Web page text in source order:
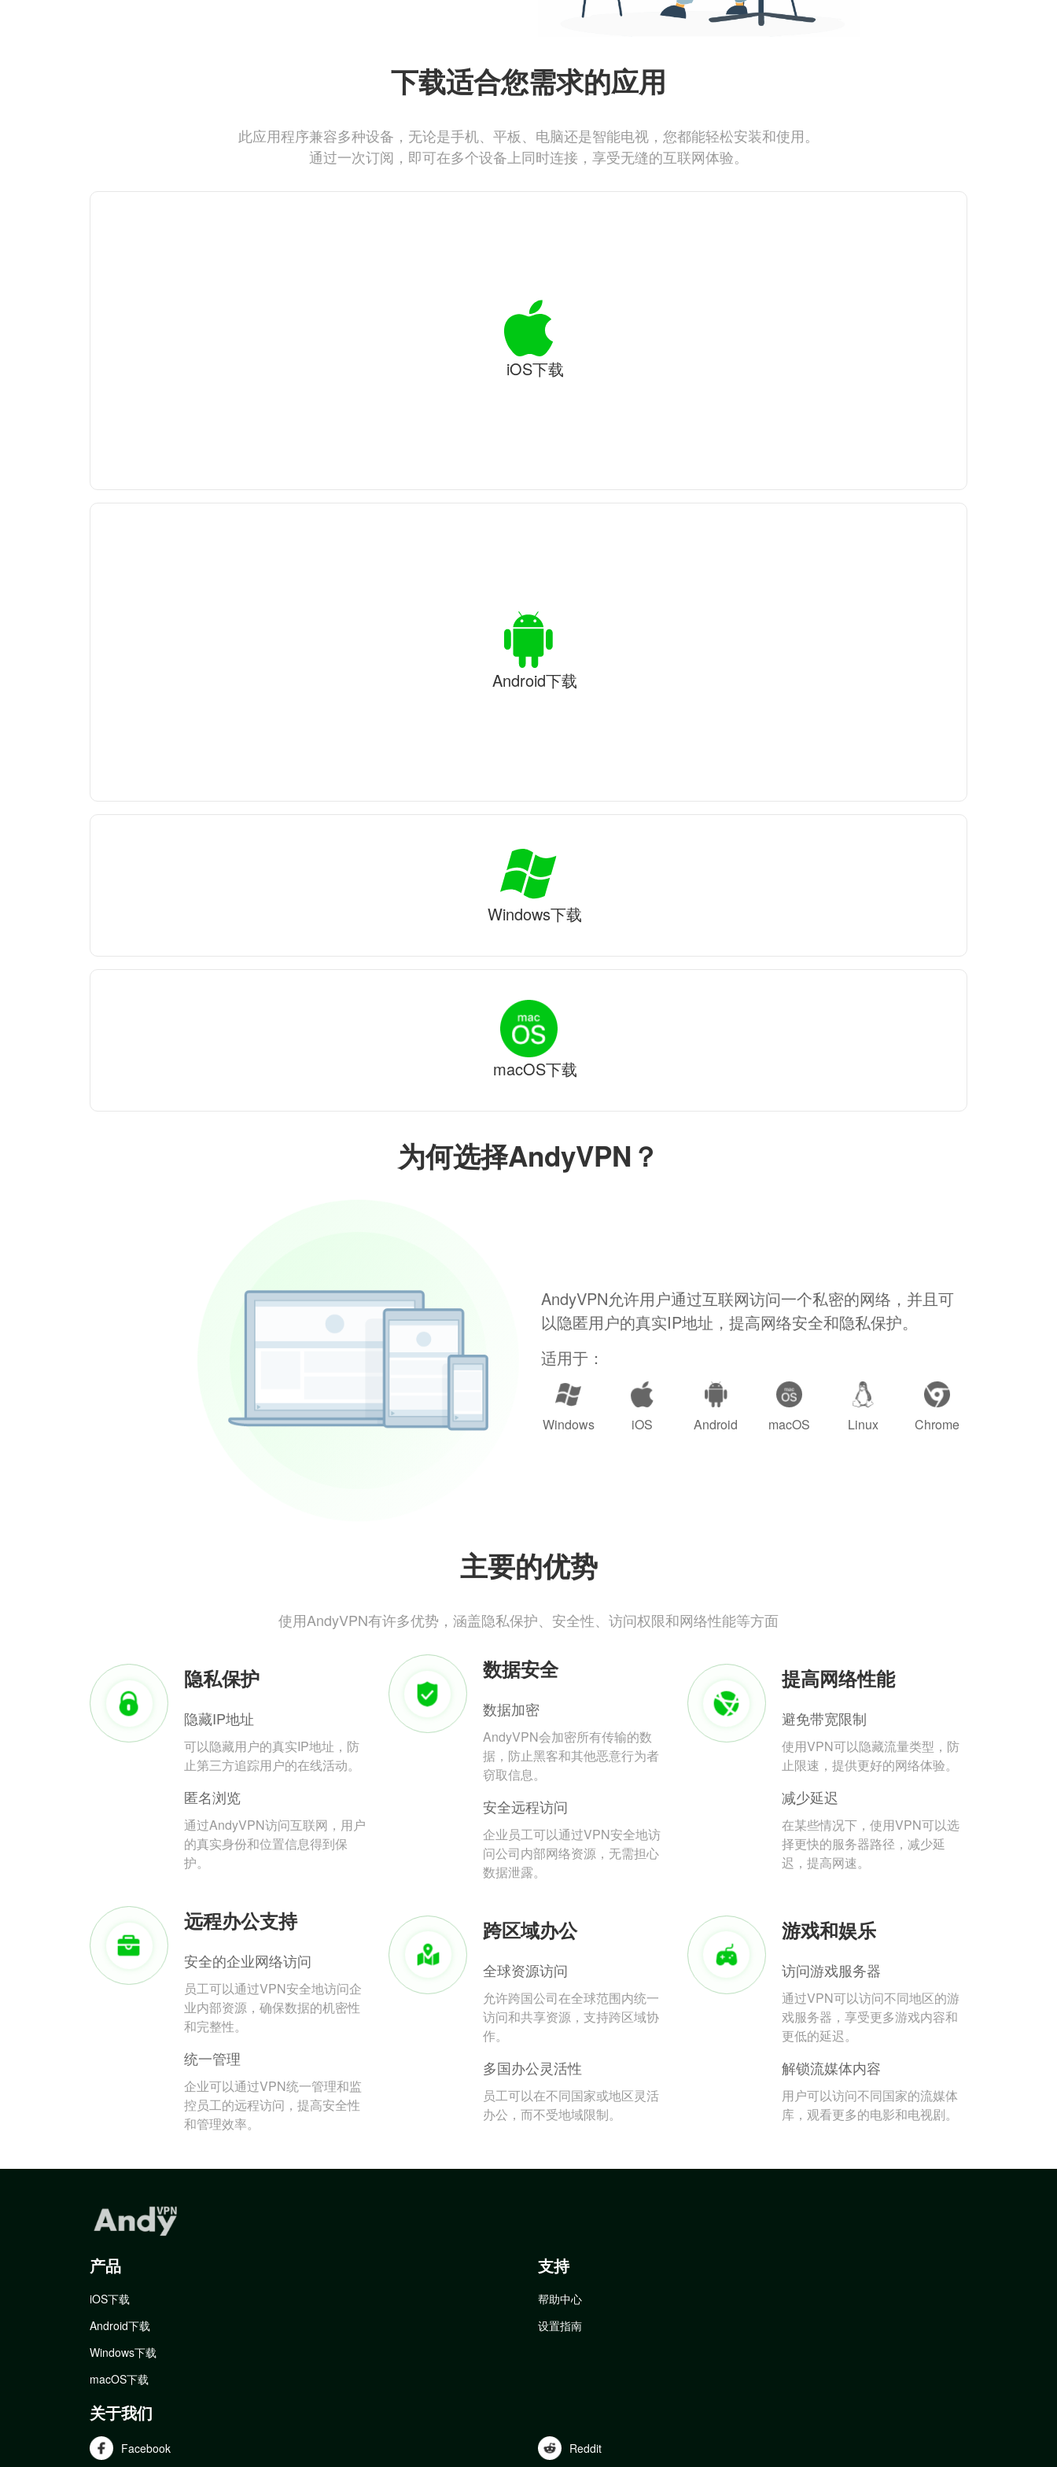
为何选择AndyVPN？
AndyVPN允许用户通过互联网访问一个私密的网络，并且可
以隐匿用户的真实IP地址，提高网络安全和隐私保护。
适用于：
Windows iOS Android macOS Linux Chrome
主要的优势
使用AndyVPN有许多优势，涵盖隐私保护、安全性、访问权限和网络性能等方面
隐私保护
隐藏IP地址
可以隐藏用户的真实IP地址，防
止第三方追踪用户的在线活动。
匿名浏览
通过AndyVPN访问互联网，用户
的真实身份和位置信息得到保
护。
数据安全
数据加密
AndyVPN会加密所有传输的数
据，防止黑客和其他恶意行为者
窃取信息。
安全远程访问
企业员工可以通过VPN安全地访
问公司内部网络资源，无需担心
数据泄露。
提高网络性能
避免带宽限制
使用VPN可以隐藏流量类型，防
止限速，提供更好的网络体验。
减少延迟
在某些情况下，使用VPN可以选
择更快的服务器路径，减少延
迟，提高网速。
远程办公支持
安全的企业网络访问
员工可以通过VPN安全地访问企
业内部资源，确保数据的机密性
和完整性。
统一管理
企业可以通过VPN统一管理和监
控员工的远程访问，提高安全性
和管理效率。
跨区域办公
全球资源访问
允许跨国公司在全球范围内统一
访问和共享资源，支持跨区域协
作。
多国办公灵活性
员工可以在不同国家或地区灵活
办公，而不受地域限制。
游戏和娱乐
访问游戏服务器
通过VPN可以访问不同地区的游
戏服务器，享受更多游戏内容和
更低的延迟。
解锁流媒体内容
用户可以访问不同国家的流媒体
库，观看更多的电影和电视剧。
下载适合您需求的应用
此应用程序兼容多种设备，无论是手机、平板、电脑还是智能电视，您都能轻松安装和使用。
通过一次订阅，即可在多个设备上同时连接，享受无缝的互联网体验。
iOS下载
Android下载
Windows下载
macOS下载
产品
iOS下载
Android下载
Windows下载
macOS下载
支持
帮助中心
设置指南
关于我们
Facebook Reddit